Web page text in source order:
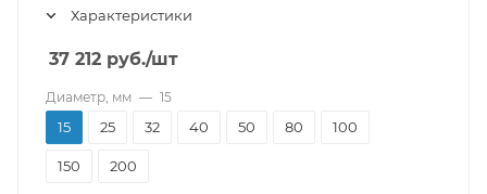
Характеристики
37 212 руб./шт
Диаметр, мм — 15
15 25 32 40 50 80 100
150 200